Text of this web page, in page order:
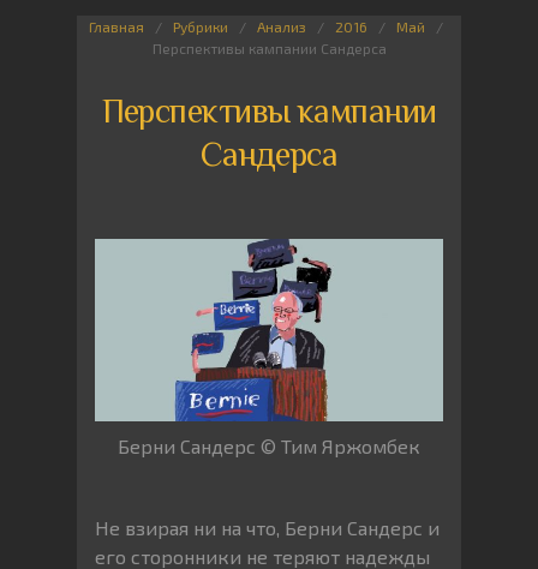
Главная Рубрики Анализ 2016
Май
Перспективы кампании Сандерса
Перспективы кампании
Сандерса
Берни Сандерс © Тим Яржомбек
Не взирая ни на что, Берни Сандерс и
его сторонники не теряют надежды